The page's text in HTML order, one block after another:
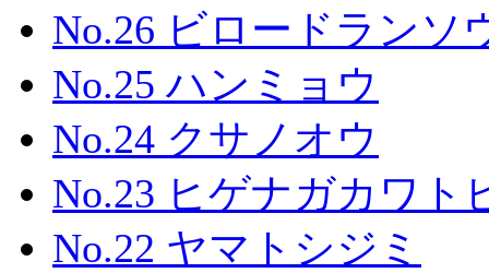
No.26 ビロードランソ
No.25 ハンミョウ
No.24 クサノオウ
No.23 ヒゲナガカワト
No.22 ヤマトシジミ